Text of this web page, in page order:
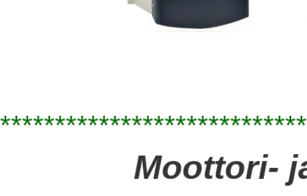
Moottori-